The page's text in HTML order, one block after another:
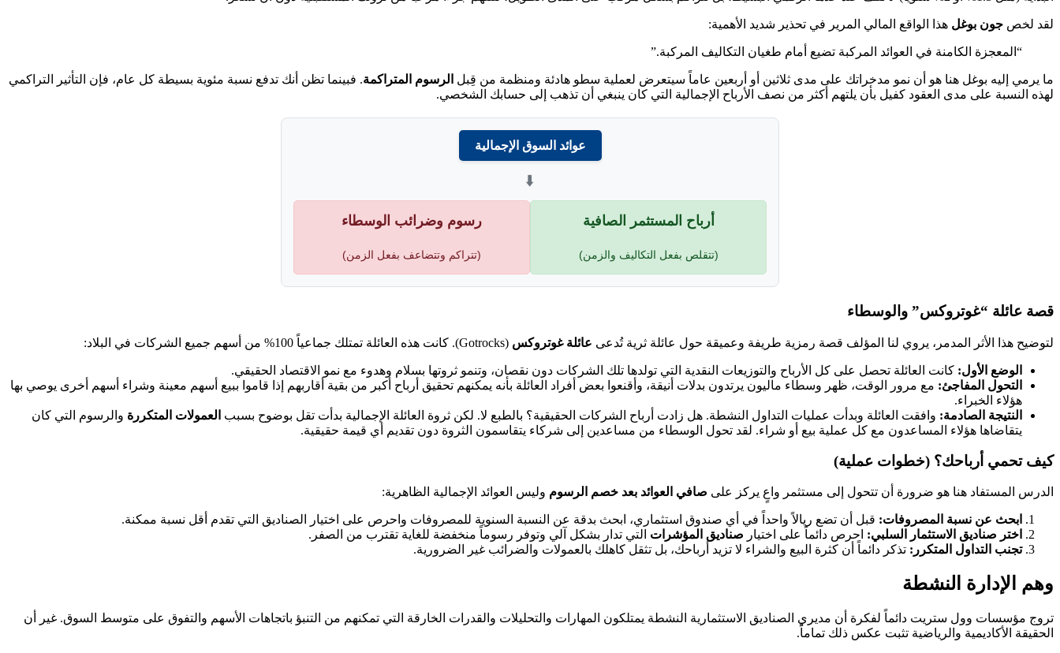
لقد لخص جون بوغل هذا الواقع المالي المرير في تحذير شديد الأهمية:
“المعجزة الكامنة في العوائد المركبة تضيع أمام طغيان التكاليف المركبة.”
ما يرمي إليه بوغل هنا هو أن نمو مدخراتك على مدى ثلاثين أو أربعين عاماً سيتعرض لعملية سطو هادئة ومنظمة من قِبل الرسوم المتراكمة. فبينما تظن أنك تدفع نسبة مئوية بسيطة كل عام، فإن التأثير التراكمي
لهذه النسبة على مدى العقود كفيل بأن يلتهم أكثر من نصف الأرباح الإجمالية التي كان ينبغي أن تذهب إلى حسابك الشخصي.
عوائد السوق الإجمالية
⬇️
أرباح المستثمر الصافية
(تتقلص بفعل التكاليف والزمن)
رسوم وضرائب الوسطاء
(تتراكم وتتضاعف بفعل الزمن)
قصة عائلة “غوتروكس” والوسطاء
لتوضيح هذا الأثر المدمر، يروي لنا المؤلف قصة رمزية طريفة وعميقة حول عائلة ثرية تُدعى عائلة غوتروكس (Gotrocks). كانت هذه العائلة تمتلك جماعياً 100% من أسهم جميع الشركات في البلاد:
الوضع الأول: كانت العائلة تحصل على كل الأرباح والتوزيعات النقدية التي تولدها تلك الشركات دون نقصان، وتنمو ثروتها بسلام وهدوء مع نمو الاقتصاد الحقيقي.
التحول المفاجئ: مع مرور الوقت، ظهر وسطاء ماليون يرتدون بدلات أنيقة، وأقنعوا بعض أفراد العائلة بأنه يمكنهم تحقيق أرباح أكبر من بقية أقاربهم إذا قاموا ببيع أسهم معينة وشراء أسهم أخرى يوصي بها
هؤلاء الخبراء.
النتيجة الصادمة: وافقت العائلة وبدأت عمليات التداول النشطة. هل زادت أرباح الشركات الحقيقية؟ بالطبع لا. لكن ثروة العائلة الإجمالية بدأت تقل بوضوح بسبب العمولات المتكررة والرسوم التي كان
يتقاضاها هؤلاء المساعدون مع كل عملية بيع أو شراء. لقد تحول الوسطاء من مساعدين إلى شركاء يتقاسمون الثروة دون تقديم أي قيمة حقيقية.
كيف تحمي أرباحك؟ (خطوات عملية)
الدرس المستفاد هنا هو ضرورة أن تتحول إلى مستثمر واعٍ يركز على صافي العوائد بعد خصم الرسوم وليس العوائد الإجمالية الظاهرية:
ابحث عن نسبة المصروفات: قبل أن تضع ريالاً واحداً في أي صندوق استثماري، ابحث بدقة عن النسبة السنوية للمصروفات واحرص على اختيار الصناديق التي تقدم أقل نسبة ممكنة.
اختر صناديق الاستثمار السلبي: احرص دائماً على اختيار صناديق المؤشرات التي تدار بشكل آلي وتوفر رسوماً منخفضة للغاية تقترب من الصفر.
تجنب التداول المتكرر: تذكر دائماً أن كثرة البيع والشراء لا تزيد أرباحك، بل تثقل كاهلك بالعمولات والضرائب غير الضرورية.
وهم الإدارة النشطة
تروج مؤسسات وول ستريت دائماً لفكرة أن مديري الصناديق الاستثمارية النشطة يمتلكون المهارات والتحليلات والقدرات الخارقة التي تمكنهم من التنبؤ باتجاهات الأسهم والتفوق على متوسط السوق. غير أن
الحقيقة الأكاديمية والرياضية تثبت عكس ذلك تماماً.